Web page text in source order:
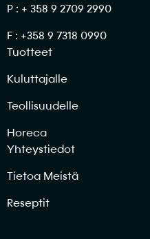
P : + 358 9 2709 2990
F : +358 9 7318 0990
Tuotteet
Kuluttajalle
Teollisuudelle
Horeca
Yhteystiedot
Tietoa Meistä
Reseptit